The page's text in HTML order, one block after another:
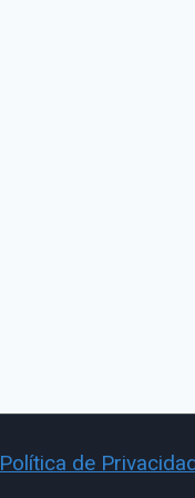
Política de